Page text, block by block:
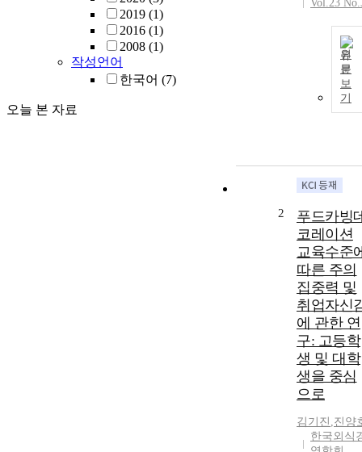
2019 (1)
2016 (1)
2008 (1)
작성언어
한국어 (7)
오늘 본 자료
Vol.23
원
문
보
기
2
푸드카빙
코레이션
교육수준
따른 주의
집중력 및
취업자신
에 관한 연
구: 고등학
생 및 대학
생을 중심
으로
김기진 ,진양
한국외식